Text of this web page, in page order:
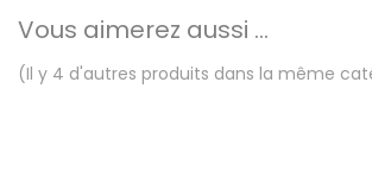
Vous aimerez aussi ...
(Il y 4 d'autres produits dans la même